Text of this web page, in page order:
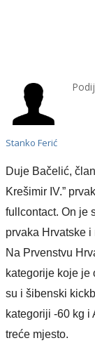
Stanko Ferić
Duje Bačelić,
Krešimir IV.”
fullcontact. On je
prvaka Hrvatske
Na Prvenstvu
kategorije koje je
su i šibenski
kategoriji -60 kg i
treće mjesto.